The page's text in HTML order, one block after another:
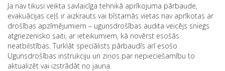
Ja nav tikusi veikta savlaicīga tehnikā aprīkojuma pārbaude,
evakuācijas ceļš ir aizkrauts vai bīstamās vietas nav aprīkotas ar
drošības apzīmējumiem – ugunsdrošības audita veicējs sniegs
atgriezenisko saiti, ar ieteikumiem, kā novērst esošās
neatbilstības. Turklāt speciālists pārbaudīs arī esošo
Ugunsdrošības instrukciju un ziņos par nepieciešamību to
aktualizēt vai izstrādāt no jauna.